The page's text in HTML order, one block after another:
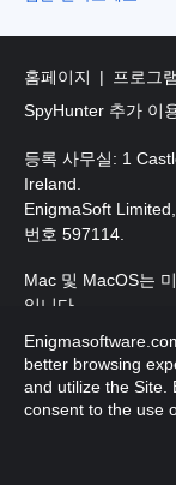
홈페이지 프로그
SpyHunter 추가 이
등록 사무실: 1
Ireland.
EnigmaSoft
번호 597114.
Mac 및 MacOS는
입니다.
저작권 2016-2026.
better browsing
and utilize the Site.
consent to the use